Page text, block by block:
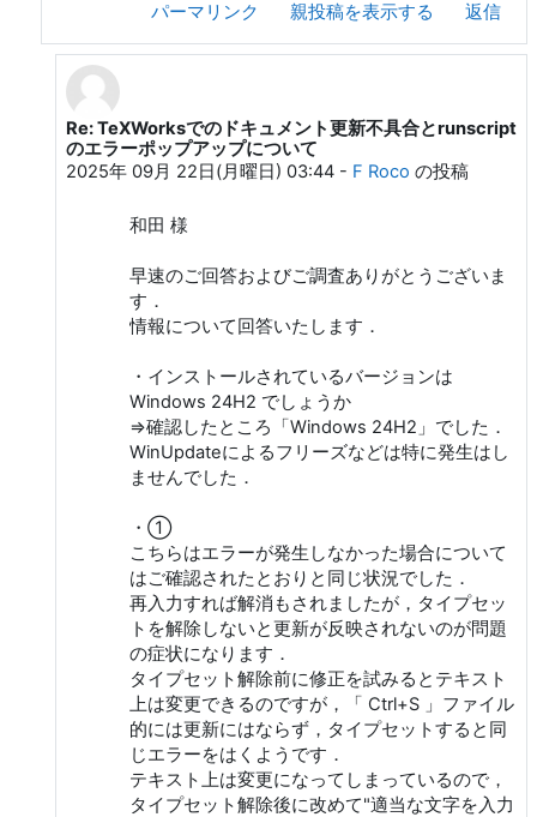
パーマリンク 親投稿を表示する 返信
和田 勇 への返信
Re: TeXWorksでのドキュメント更新不具合とrunscript
のエラーポップアップについて
2025年 09月 22日(月曜日) 03:44- F Roco の投稿
和田 様
早速のご回答およびご調査ありがとうございま
す．
情報について回答いたします．
・インストールされているバージョンは
Windows 24H2 でしょうか
⇒確認したところ「Windows 24H2」でした．
WinUpdateによるフリーズなどは特に発生はし
ませんでした．
・①
こちらはエラーが発生しなかった場合について
はご確認されたとおりと同じ状況でした．
再入力すれば解消もされましたが，タイプセッ
トを解除しないと更新が反映されないのが問題
の症状になります．
タイプセット解除前に修正を試みるとテキスト
上は変更できるのですが，「 Ctrl+S 」ファイル
的には更新にはならず，タイプセットすると同
じエラーをはくようです．
テキスト上は変更になってしまっているので，
タイプセット解除後に改めて"適当な文字を入力